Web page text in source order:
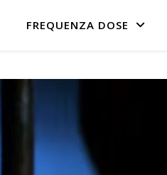
FREQUENZA DOSE